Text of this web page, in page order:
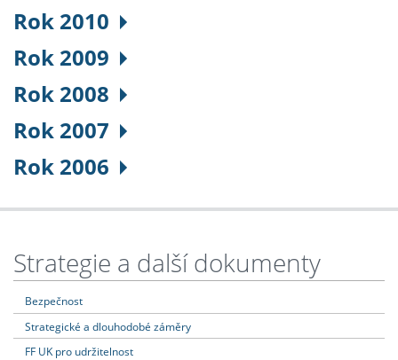
Rok 2010
Rok 2009
Rok 2008
Rok 2007
Rok 2006
Strategie a další dokumenty
Bezpečnost
Strategické a dlouhodobé záměry
FF UK pro udržitelnost